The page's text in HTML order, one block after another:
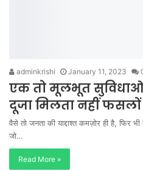
adminkrishi January 11, 2023
एक तो मूलभूत
दूजा मिलता नहीं फसलों
वैसे तो जनता की याद्दाश्त कमज़ोर ही है, फिर
जो…
Read More »